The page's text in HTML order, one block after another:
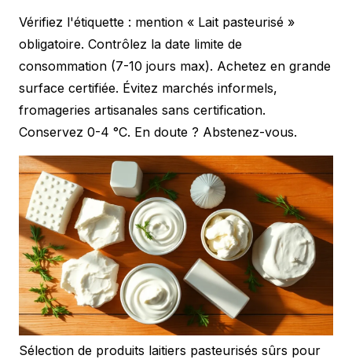
Vérifiez l'étiquette : mention « Lait pasteurisé »
obligatoire. Contrôlez la date limite de
consommation (7-10 jours max). Achetez en grande
surface certifiée. Évitez marchés informels,
fromageries artisanales sans certification.
Conservez 0-4 °C. En doute ? Abstenez-vous.
Sélection de produits laitiers pasteurisés sûrs pour